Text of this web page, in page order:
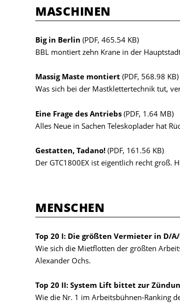
MASCHINEN
Big in Berlin (PDF, 465.54 KB)
BBL montiert zehn Krane in der
Massig Maste montiert (PDF, 568.98 KB)
Was sich bei der Mastklettertechnik tut,
Eine Frage des Antriebs (PDF, 1.64 MB)
Alles Neue in Sachen Teleskoplader hat
Gestatten, Tadano! (PDF, 161.56 KB)
Der GTC1800EX ist eigentlich recht groß.
MENSCHEN
Top 20 I: Die größten Vermieter in D/A/
Wie sich die Mietflotten der größten
Alexander Ochs.
Top 20 II: System Lift bittet zur
Wie die Nr. 1 im Arbeitsbühnen-Ranking